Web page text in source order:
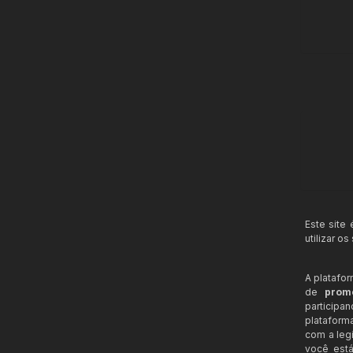
Este site
utilizar os
A
de
com a
você